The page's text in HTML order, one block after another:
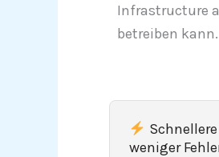
Infrastructure
betreiben kann.
weniger